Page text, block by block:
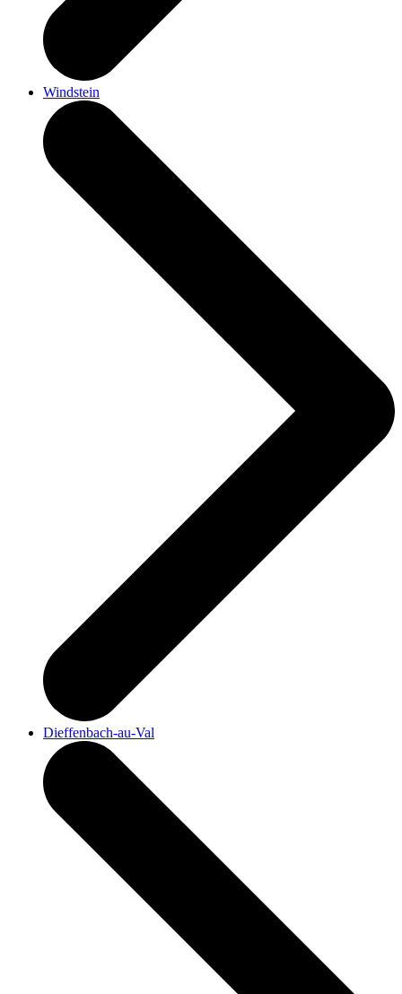
Windstein
Dieffenbach-au-Val